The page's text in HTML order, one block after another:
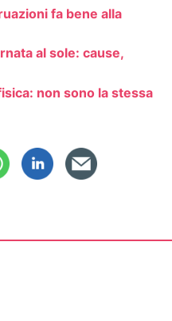
fa bene alla
al sole: cause,
non sono la stessa